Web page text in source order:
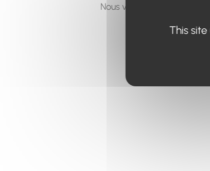
Nous vous invitons à
This